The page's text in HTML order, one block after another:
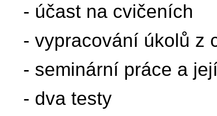
- účast na cvičeních
- vypracování úkolů z
- seminární práce a
- dva testy